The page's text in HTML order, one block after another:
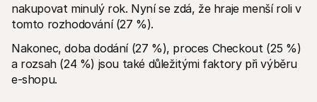
nakupovat minulý rok. Nyní se zdá, že hraje menší roli v
tomto rozhodování (27 %).
Nakonec, doba dodání (27 %), proces Checkout (25 %)
a rozsah (24 %) jsou také důležitými faktory při výběru
e-shopu.